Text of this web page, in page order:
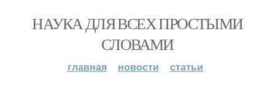
НАУКА ДЛЯ ВСЕХ ПРОСТЫМИ
СЛОВАМИ
главная новости статьи